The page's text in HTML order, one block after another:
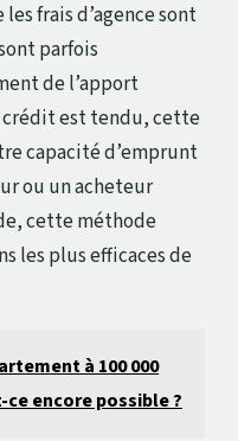
frais d’agence sont
parfois
de l’apport
crédit est tendu, cette
capacité d’emprunt
ou un acheteur
cette méthode
les plus efficaces de
à 100 000
encore possible ?